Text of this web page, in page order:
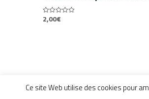
0
out
2,00€
[brick_social_site]
Ce site Web utilise des cookies pour